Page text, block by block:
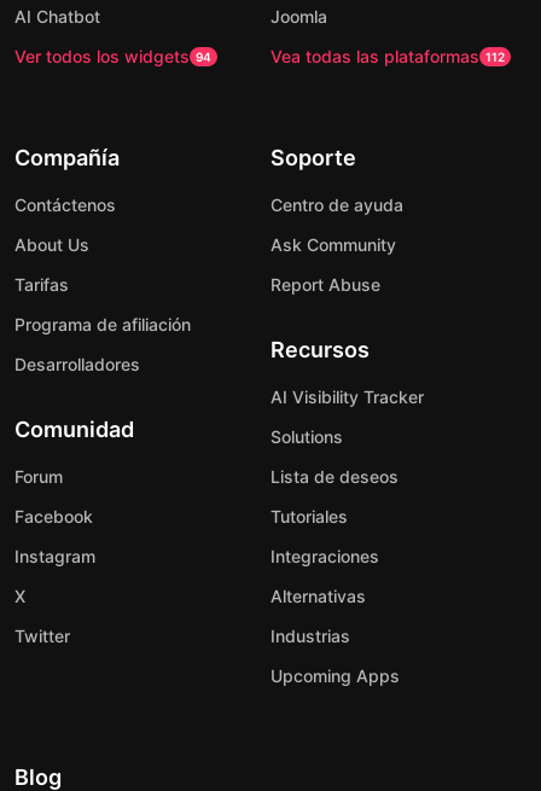
AI Chatbot
Ver todos los widgets 94
Joomla
Vea todas las plataformas 112
Compañía
Contáctenos
About Us
Tarifas
Programa de afiliación
Desarrolladores
Comunidad
Forum
Facebook
Instagram
X
Twitter
Soporte
Centro de ayuda
Ask Community
Report Abuse
Recursos
AI Visibility Tracker
Solutions
Lista de deseos
Tutoriales
Integraciones
Alternativas
Industrias
Upcoming Apps
Blog